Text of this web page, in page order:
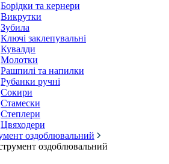
Борідки та кернери
Викрутки
Зубила
Ключі заклепувальні
Кувалди
Молотки
Рашпилі та напилки
Рубанки ручні
Сокири
Стамески
Степлери
Цвяходери
оздоблювальний
оздоблювальний